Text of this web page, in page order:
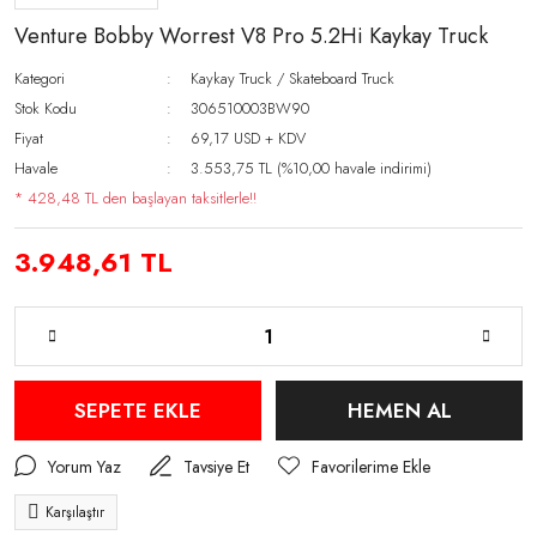
Venture Bobby Worrest V8 Pro 5.2Hi Kaykay Truck
Kategori
Kaykay Truck / Skateboard Truck
Stok Kodu
306510003BW90
Fiyat
69,17 USD + KDV
Havale
3.553,75 TL (%10,00 havale indirimi)
* 428,48 TL den başlayan taksitlerle!!
3.948,61 TL
SEPETE EKLE HEMEN AL
Yorum Yaz Tavsiye Et
Karşılaştır